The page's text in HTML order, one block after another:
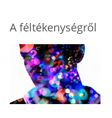
A féltékenységről